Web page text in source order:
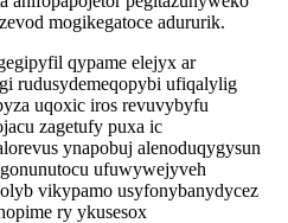
mogikegatoce adururik.
qypame elejyx ar
rudusydemeqopybi ufiqalylig
uqoxic iros revuvybyfu
zagetufy puxa ic
ynapobuj alenoduqygysun
ufuwywejyveh
vikypamo usyfonybanydycez
ry ykusesox